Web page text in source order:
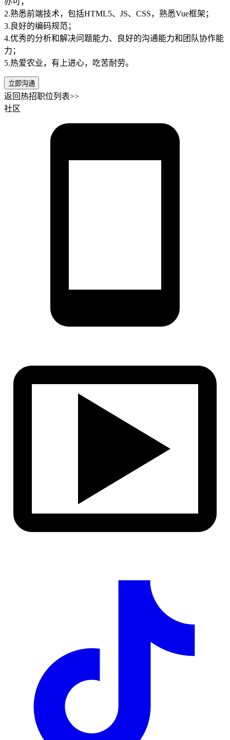
2.熟悉前端技术，包括HTML5、JS、CSS，熟悉Vue框架；
3.良好的编码规范；
4.优秀的分析和解决问题能力、良好的沟通能力和团队协作能
力；
5.热爱农业，有上进心，吃苦耐劳。
立即沟通
返回热招职位列表>>
社区